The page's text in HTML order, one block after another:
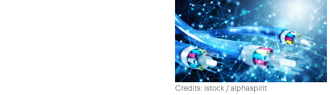
Credits: istock / alphaspirit